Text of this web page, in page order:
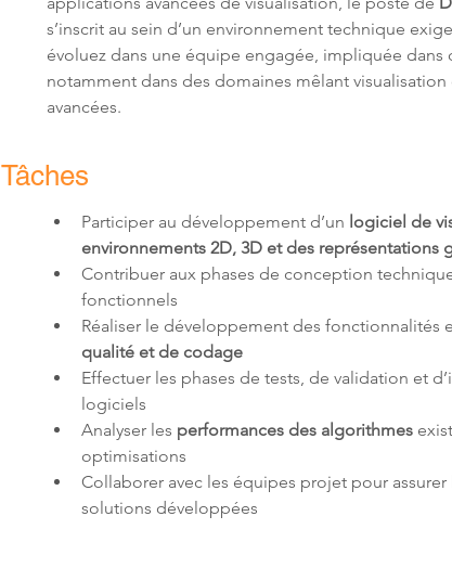
s’inscrit au sein d’un environnement technique
évoluez dans une équipe engagée, impliquée dans
notamment dans des domaines mêlant
avancées.
Tâches
Participer au développement d’un logiciel de
environnements 2D, 3D et des représentations
Contribuer aux phases de conception
Réaliser le développement des fonctionnalités
qualité et de codage
Effectuer les phases de tests, de validation et
Analyser les performances des algorithmes
Collaborer avec les équipes projet pour
solutions développées